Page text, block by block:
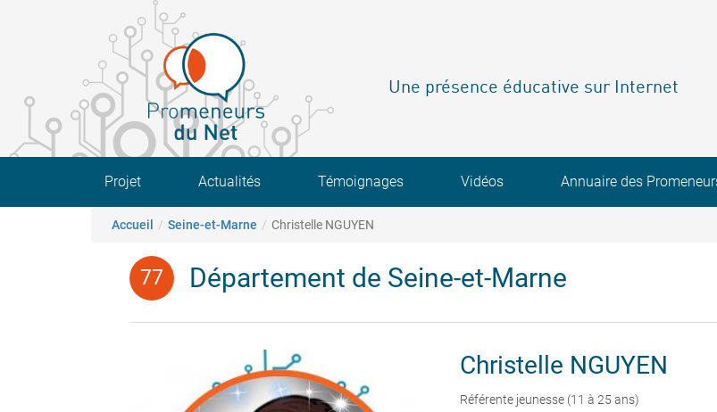
Une présence éducative sur Internet
Main navigation
Projet Actualités Témoignages Vidéos Annuaire des
Fil d'Ariane
Accueil Seine-et-Marne Christelle NGUYEN
Département de Seine-et-Marne
Christelle NGUYEN
Référente jeunesse (11 à 25 ans)